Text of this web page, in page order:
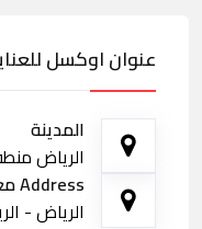
عنوان اوكسل
المدينة
الرياض
Address معالم الطريق
الرياض -